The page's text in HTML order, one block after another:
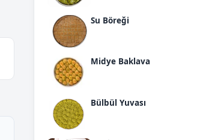
Su Böreği
Midye Baklava
Bülbül Yuvası